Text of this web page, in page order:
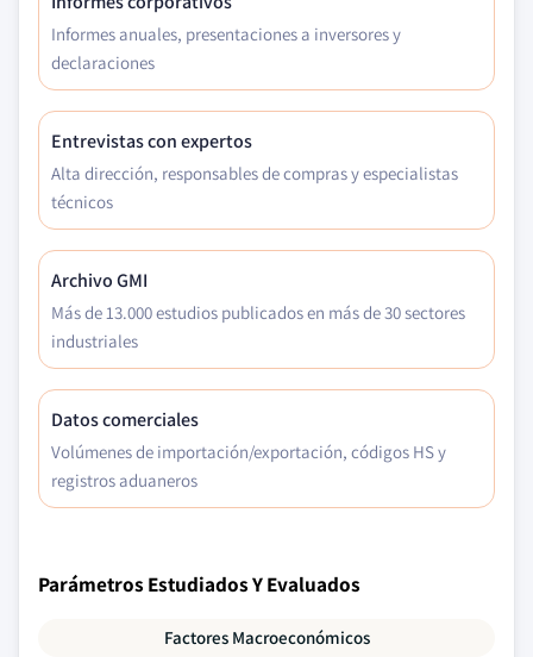
Informes anuales, presentaciones a inversores y
declaraciones
Entrevistas con expertos
Alta dirección, responsables de compras y especialistas
técnicos
Archivo GMI
Más de 13.000 estudios publicados en más de 30 sectores
industriales
Datos comerciales
Volúmenes de importación/exportación, códigos HS y
registros aduaneros
Parámetros Estudiados Y Evaluados
Factores Macroeconómicos